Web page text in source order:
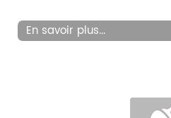
En savoir plus...